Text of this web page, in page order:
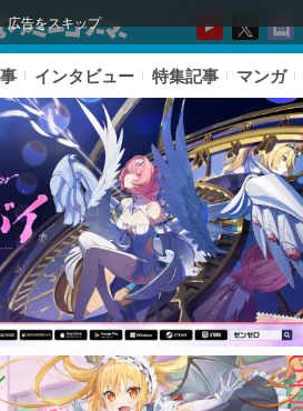
広告をスキップ
インタビュー 特集記事 マンガ